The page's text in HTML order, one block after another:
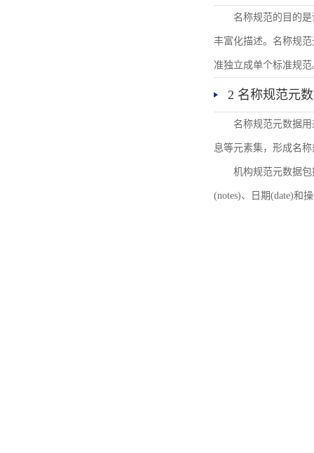
名称规范的目的
丰富化描述。名称规
准独立成单个标准规范
2 名称规范元
名称规范元数据
息等元素集，形成名
机构规范元数据
(notes)、日期(date)和